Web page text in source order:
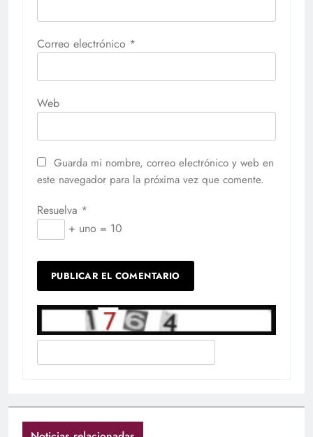
Correo electrónico *
Web
Guarda mi nombre, correo electrónico y web en
este navegador para la próxima vez que comente.
Resuelva *
+ uno = 10